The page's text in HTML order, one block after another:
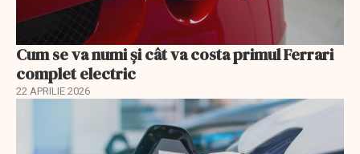
Cum se va numi şi cât va costa primul Ferrari
complet electric
22 APRILIE 2026